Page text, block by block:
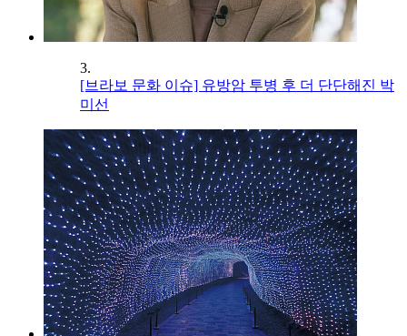
3.
[브라보 문화 이슈] 유방암 투병 후 더 단단해진 박
미선